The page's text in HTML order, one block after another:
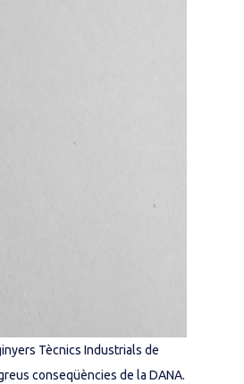
Tècnics Industrials de
conseqüències de la DANA.